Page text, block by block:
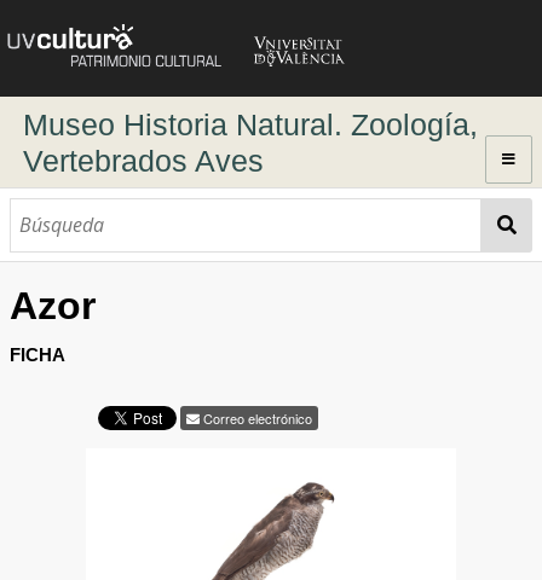
Museo Historia Natural. Zoología,
Vertebrados Aves
Explorar
Búsqueda dinámica
Búsqueda avanzada
Azor
FICHA
Correo electrónico